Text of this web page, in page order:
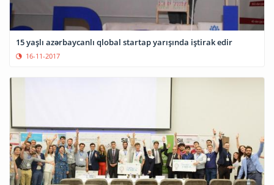
15 yaşlı azərbaycanlı qlobal startap yarışında iştirak edir
16-11-2017